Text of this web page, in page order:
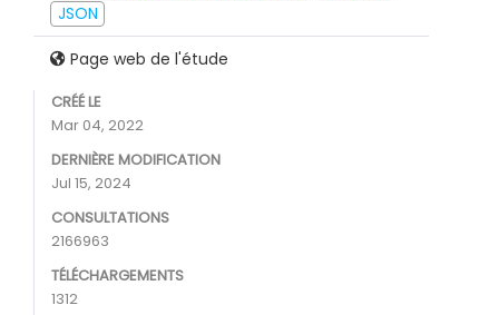
JSON
Page web de l'étude
CRÉÉ LE
Mar 04, 2022
DERNIÈRE MODIFICATION
Jul 15, 2024
CONSULTATIONS
2166963
TÉLÉCHARGEMENTS
1312